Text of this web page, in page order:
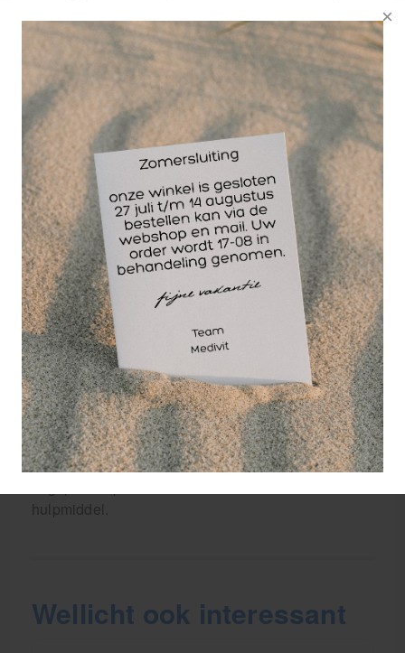
dat de inhoud steriel is. Daarna verwijder je
voorzichtig de dop van de ampul. Vervolgens plaats
je de ampul bij het oog en door een zachte druk op
de ampul uit te oefenen, wordt de vloeistof in een
zachte en continue straal over het oog geleid. Draai
het hoofd licht naar de zijkant zodat de vloeistof
gemakkelijk kan weglopen. Het is ook belangrijk om
beide ogen te spoelen, zelfs als slechts één oog
betrokken lijkt te zijn bij het incident, omdat de
stoffen mogelijk naar het andere oog kunnen
migreren.
De Stero wash oogspoelampul 25 x 20 ml steriel
heeft verschillende toepassingen en wordt veel
gebruikt in de EHBO, industrie en bouw. In de
EHBO-kit is deze ampul een onmisbaar onderdeel
voor snelle oogverzorging bij ongevallen. In de
industrie wordt het vaak gebruikt in laboratoria,
fabrieken en andere werkomgevingen waarin
chemische stoffen betrokken zijn. In de bouw, waar
stof en vuil de ogen kunnen irriteren, is deze
hulpmiddel.
Wellicht ook interessant